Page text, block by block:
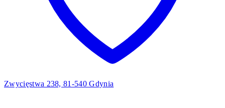
Zwycięstwa 238, 81-540 Gdynia